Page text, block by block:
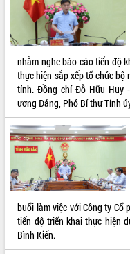
Đắk Lắk ký kết thỏa thuận hợp
chuyển đổi số giai đoạn 2026 –
với Tập đoàn Bưu chính Viễn thông
Việt Nam
Thứ trưởng Bộ Y tế làm việc với
Đắk Lắk về phát triển nhân lực y
cho trạm y tế cấp xã
Du lịch Đắk Lắk nâng tầm trải
du khách thông qua Hệ thống cơ
liệu và Bản đồ số
Tập huấn ứng dụng trí tuệ nhân
trong thương mại điện tử năm 2026
Đoàn đại biểu Quốc hội tỉnh Đắk
trao đổi thông tin trước Kỳ họp
nhất, Quốc hội khóa XVI
Quyết liệt cải cách hành chính, khơi
thông nguồn lực phát triển
nhằm nghe báo cáo tiến độ
thực hiện sắp xếp tổ chức bộ
tỉnh. Đồng chí Đỗ Hữu Huy
ương Đảng, Phó Bí thư Tỉnh
buổi làm việc với Công ty Cổ
tiến độ triển khai thực hiện
Bình Kiến.